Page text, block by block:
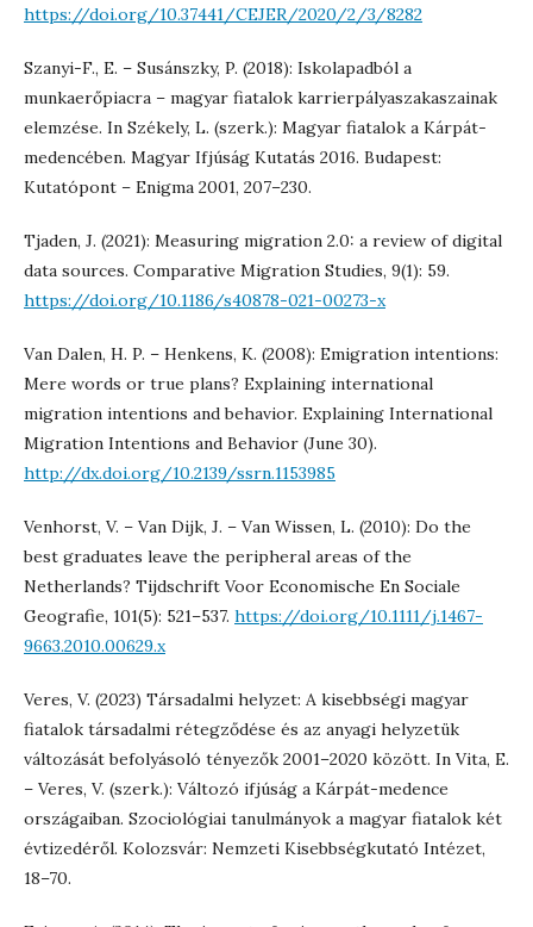
https://doi.org/10.37441/CEJER/2020/2/3/8282
Szanyi-F., E. – Susánszky, P. (2018): Iskolapadból a
munkaerőpiacra – magyar fiatalok karrierpályaszakaszainak
elemzése. In Székely, L. (szerk.): Magyar fiatalok a Kárpát-
medencében. Magyar Ifjúság Kutatás 2016. Budapest:
Kutatópont – Enigma 2001, 207–230.
Tjaden, J. (2021): Measuring migration 2.0: a review of digital
data sources. Comparative Migration Studies, 9(1): 59.
https://doi.org/10.1186/s40878-021-00273-x
Van Dalen, H. P. – Henkens, K. (2008): Emigration intentions:
Mere words or true plans? Explaining international
migration intentions and behavior. Explaining International
Migration Intentions and Behavior (June 30).
http://dx.doi.org/10.2139/ssrn.1153985
Venhorst, V. – Van Dijk, J. – Van Wissen, L. (2010): Do the
best graduates leave the peripheral areas of the
Netherlands? Tijdschrift Voor Economische En Sociale
Geografie, 101(5): 521–537. https://doi.org/10.1111/j.1467-
9663.2010.00629.x
Veres, V. (2023) Társadalmi helyzet: A kisebbségi magyar
fiatalok társadalmi rétegződése és az anyagi helyzetük
változását befolyásoló tényezők 2001–2020 között. In Vita, E.
– Veres, V. (szerk.): Változó ifjúság a Kárpát-medence
országaiban. Szociológiai tanulmányok a magyar fiatalok két
évtizedéről. Kolozsvár: Nemzeti Kisebbségkutató Intézet,
18–70.